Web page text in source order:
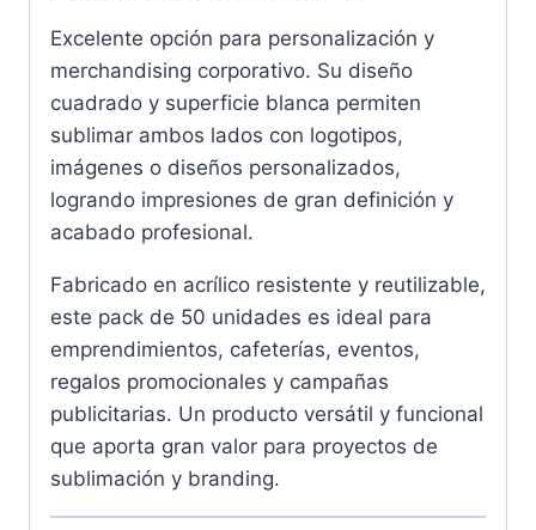
Excelente opción para personalización y
merchandising corporativo. Su diseño
cuadrado y superficie blanca permiten
sublimar ambos lados con logotipos,
imágenes o diseños personalizados,
logrando impresiones de gran definición y
acabado profesional.
Fabricado en acrílico resistente y reutilizable,
este pack de 50 unidades es ideal para
emprendimientos, cafeterías, eventos,
regalos promocionales y campañas
publicitarias. Un producto versátil y funcional
que aporta gran valor para proyectos de
sublimación y branding.